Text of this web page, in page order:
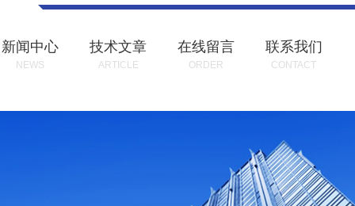
新闻中心
NEWS
技术文章
ARTICLE
在线留言
ORDER
联系我们
CONTACT